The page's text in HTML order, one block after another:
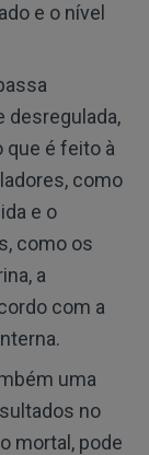
e o nível
desregulada,
que é feito à
como
e o
como os
a
com a
uma
no
mortal, pode